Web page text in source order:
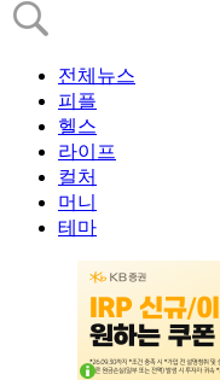
전체뉴스
피플
헬스
라이프
컬처
머니
테마